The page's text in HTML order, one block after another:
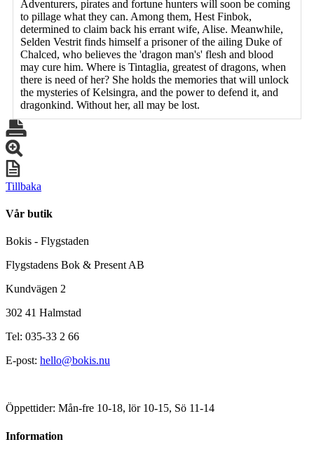
Adventurers, pirates and fortune hunters will soon be coming
to pillage what they can. Among them, Hest Finbok,
determined to claim back his errant wife, Alise. Meanwhile,
Selden Vestrit finds himself a prisoner of the ailing Duke of
Chalced, who believes the 'dragon man's' flesh and blood
may cure him. Where is Tintaglia, greatest of dragons, when
there is need of her? She holds the memories that will unlock
the mysteries of Kelsingra, and the power to defend it, and
dragonkind. Without her, all may be lost.
Tillbaka
Vår butik
Bokis - Flygstaden
Flygstadens Bok & Present AB
Kundvägen 2
302 41 Halmstad
Tel: 035-33 2 66
E-post: hello@bokis.nu
Öppettider: Mån-fre 10-18, lör 10-15, Sö 11-14
Information